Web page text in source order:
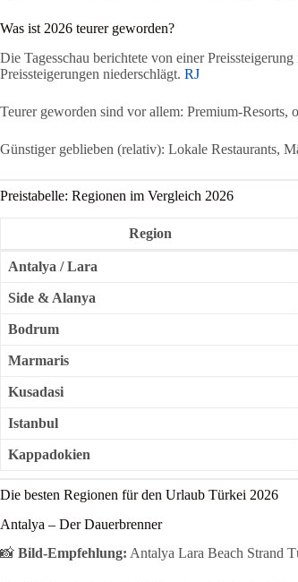
Was ist 2026 teurer geworden?
Die Tagesschau berichtete von einer
Preissteigerungen niederschlägt. RJ
Teurer geworden sind vor allem: Premium-Resorts,
Günstiger geblieben (relativ): Lokale Restaurants,
Preistabelle: Regionen im Vergleich 2026
Region
Antalya / Lara
Side & Alanya
Bodrum
Marmaris
Kusadasi
Istanbul
Kappadokien
Die besten Regionen für den Urlaub Türkei 2026
Antalya – Der Dauerbrenner
📸 Bild-Empfehlung: Antalya Lara Beach Strand